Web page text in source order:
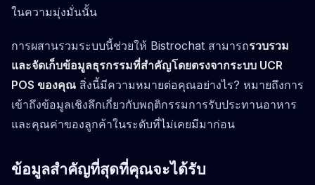
ในความมุ่งมั่นนั้น
การผสานรวมระบบนี้ช่วยให้ Bistrochat สามารถรวบรวม
และจัดเก็บข้อมูลธุรกรรมที่สำคัญโดยตรงจากระบบ UCR
POS ของคุณ สิ่งนี้มีความหมายต่อคุณอย่างไร? หมายถึงการ
เข้าถึงข้อมูลเชิงลึกเกี่ยวกับพฤติกรรมการรับประทานอาหาร
และคุณค่าของลูกค้าในระดับที่ไม่เคยมีมาก่อน
ข้อมูลสำคัญที่สุดที่คุณจะได้รับ